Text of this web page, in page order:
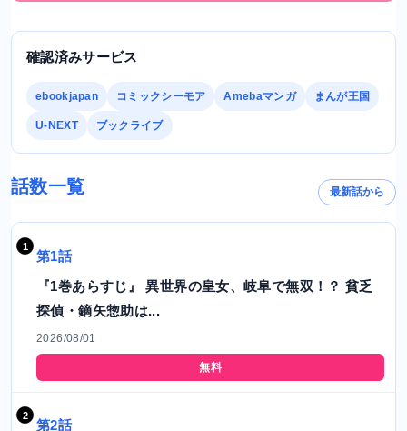
確認済みサービス
ebookjapan コミックシーモア Amebaマンガ まんが王国
U-NEXT ブックライブ
話数一覧 最新話から
第1話
『1巻あらすじ』 異世界の皇女、岐阜で無双！？ 貧乏
探偵・鏑矢惣助は...
2026/08/01
無料
第2話